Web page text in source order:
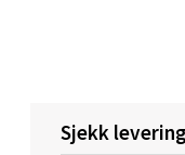
Sjekk